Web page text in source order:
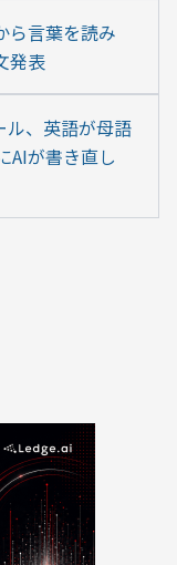
ら言葉を読み
発表
ル、英語が母語
AIが書き直し